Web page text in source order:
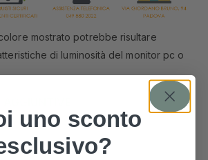
colore mostrato potrebbe risultare
di luminosità del monitor pc o
uno sconto